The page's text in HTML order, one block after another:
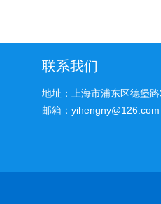
联系我们
地址：上海市浦东区德堡
邮箱：yihengny@126.com